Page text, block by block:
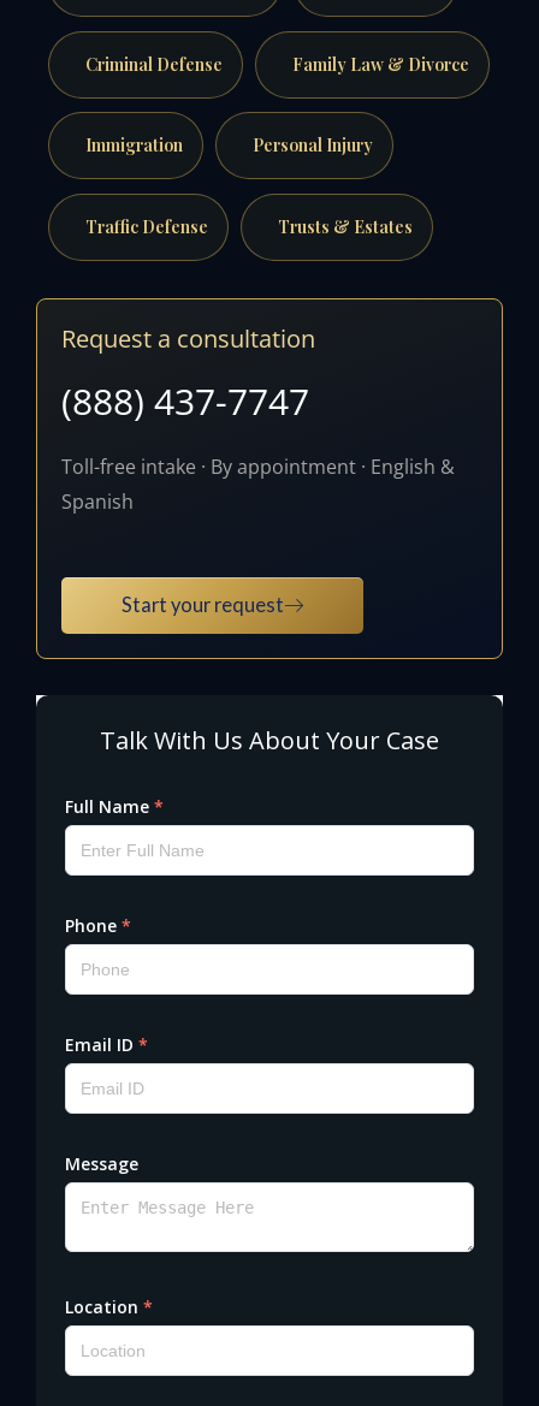
Criminal Defense Family Law & Divorce
Immigration Personal Injury
Traffic Defense Trusts & Estates
Request a consultation
(888) 437-7747
Toll-free intake · By appointment · English &
Spanish
Start your request